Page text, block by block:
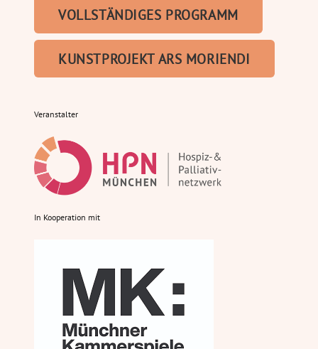
VOLLSTÄNDIGES PROGRAMM
KUNSTPROJEKT ARS MORIENDI
Veranstalter
In Kooperation mit